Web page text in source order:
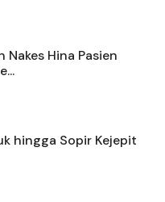
Nakes Hina Pasien
hingga Sopir Kejepit